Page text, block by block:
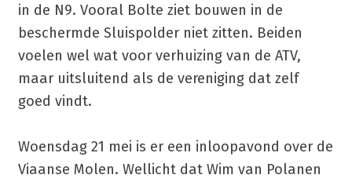
in de N9. Vooral Bolte ziet bouwen in de
beschermde Sluispolder niet zitten. Beiden
voelen wel wat voor verhuizing van de ATV,
maar uitsluitend als de vereniging dat zelf
goed vindt.
Woensdag 21 mei is er een inloopavond over de
Viaanse Molen. Wellicht dat Wim van Polanen